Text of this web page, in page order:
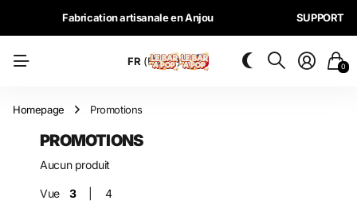
Fabrication artisanale en Anjou SUPPORT
FR (EUR €) 0
Homepage Promotions
PROMOTIONS
Aucun produit
Vue 3 4